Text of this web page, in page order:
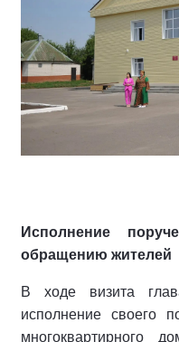
Исполнение
обращению жителей
В ходе визита
исполнение своего
многоквартирного